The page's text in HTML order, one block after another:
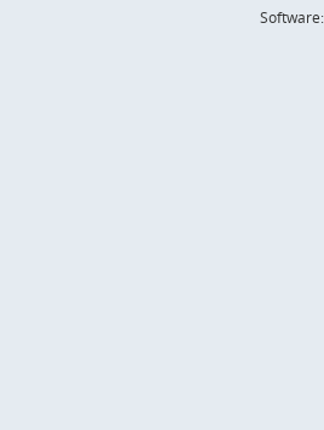
Software: